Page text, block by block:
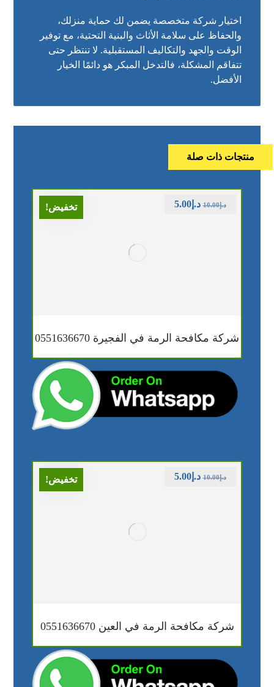
اختيار شركة متخصصة يضمن لك حماية منزلك،
والحفاظ على سلامة الأثاث والبنية التحتية، مع توفير
الوقت والجهد والتكاليف المستقبلية. لا تنتظر حتى
تتفاقم المشكلة، فالتدخل المبكر هو دائمًا الخيار
الأفضل.
منتجات ذات صلة
تخفيض!
شركة مكافحة الرمة في الفجيرة 0551636670
د.إ10.00 د.إ5.00
تخفيض!
شركة مكافحة الرمة في العين 0551636670
د.إ10.00 د.إ5.00